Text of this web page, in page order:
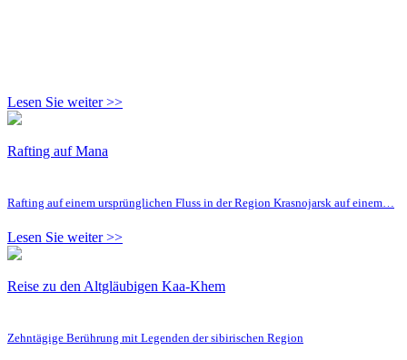
Lesen Sie weiter >>
Rafting auf Mana
Rafting auf einem ursprünglichen Fluss in der Region Krasnojarsk auf einem…
Lesen Sie weiter >>
Reise zu den Altgläubigen Kaa-Khem
Zehntägige Berührung mit Legenden der sibirischen Region